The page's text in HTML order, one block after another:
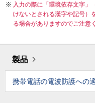
入力の際に「環境依存文字」
けないとされる漢字や記号）
る場合がありますのでご注意
製品
携帯電話の電波防護への